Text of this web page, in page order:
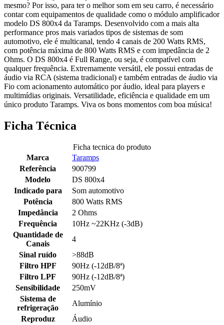
mesmo? Por isso, para ter o melhor som em seu carro, é necessário
contar com equipamentos de qualidade como o módulo amplificador
modelo DS 800x4 da Taramps. Desenvolvido com a mais alta
performance pros mais variados tipos de sistemas de som
automotivo, ele é multicanal, tendo 4 canais de 200 Watts RMS,
com potência máxima de 800 Watts RMS e com impedância de 2
Ohms. O DS 800x4 é Full Range, ou seja, é compatível com
qualquer frequência. Extremamente versátil, ele possui entradas de
áudio via RCA (sistema tradicional) e também entradas de áudio via
Fio com acionamento automático por áudio, ideal para players e
multimídias originais. Versatilidade, eficiência e qualidade em um
único produto Taramps. Viva os bons momentos com boa música!
Ficha Técnica
Ficha tecnica do produto
Marca
Taramps
Referência
900799
Modelo
DS 800x4
Indicado para
Som automotivo
Potência
800 Watts RMS
Impedância
2 Ohms
Frequência
10Hz ~22KHz (-3dB)
Quantidade de
Canais
4
Sinal ruído
>88dB
Filtro HPF
90Hz (-12dB/8ª)
Filtro LPF
90Hz (-12dB/8ª)
Sensibilidade
250mV
Sistema de
refrigeração
Alumínio
Reproduz
Áudio